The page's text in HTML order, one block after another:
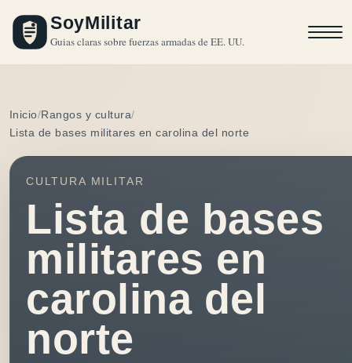
SoyMilitar
Guias claras sobre fuerzas armadas de EE. UU.
Inicio Rangos y cultura
Lista de bases militares en carolina del norte
CULTURA MILITAR
Lista de bases
militares en
carolina del
norte